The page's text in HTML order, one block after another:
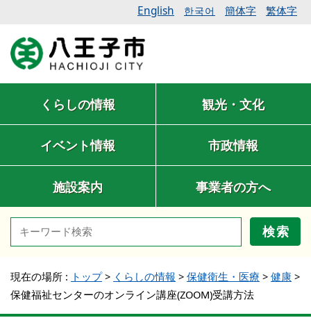
English 한국어 簡体字 繁体字
くらしの情報 観光・文化
イベント情報 市政情報
施設案内 事業者の方へ
検索
現在の場所 : トップ> くらしの情報 > 保健衛生・医療 > 健康 >
保健福祉センターのオンライン講座(ZOOM)受講方法